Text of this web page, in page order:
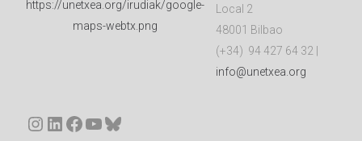
Local 2
48001 Bilbao
(+34) 94 427 64 32 |
info@unetxea.org
Instagram
LinkedIn
Facebook
YouTube
Bluesky